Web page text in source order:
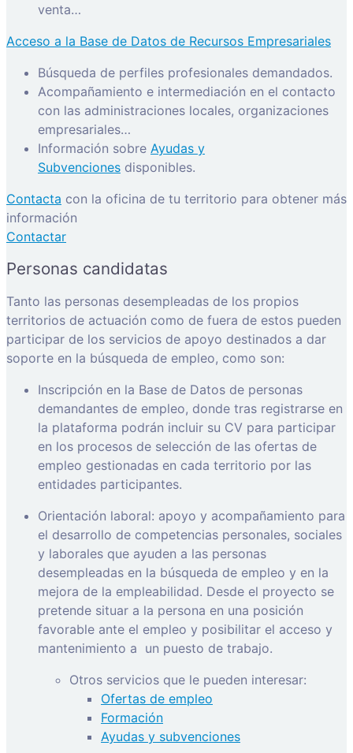
venta…
Acceso a la Base de Datos de Recursos Empresariales
Búsqueda de perfiles profesionales demandados.
Acompañamiento e intermediación en el contacto
con las administraciones locales, organizaciones
empresariales…
Información sobre Ayudas y
Subvenciones disponibles.
Contacta con la oficina de tu territorio para obtener más
información
Contactar
Personas candidatas
Tanto las personas desempleadas de los propios
territorios de actuación como de fuera de estos pueden
participar de los servicios de apoyo destinados a dar
soporte en la búsqueda de empleo, como son:
Inscripción en la Base de Datos de personas
demandantes de empleo, donde tras registrarse en
la plataforma podrán incluir su CV para participar
en los procesos de selección de las ofertas de
empleo gestionadas en cada territorio por las
entidades participantes.
Orientación laboral: apoyo y acompañamiento para
el desarrollo de competencias personales, sociales
y laborales que ayuden a las personas
desempleadas en la búsqueda de empleo y en la
mejora de la empleabilidad. Desde el proyecto se
pretende situar a la persona en una posición
favorable ante el empleo y posibilitar el acceso y
mantenimiento a un puesto de trabajo.
Otros servicios que le pueden interesar:
Ofertas de empleo
Formación
Ayudas y subvenciones